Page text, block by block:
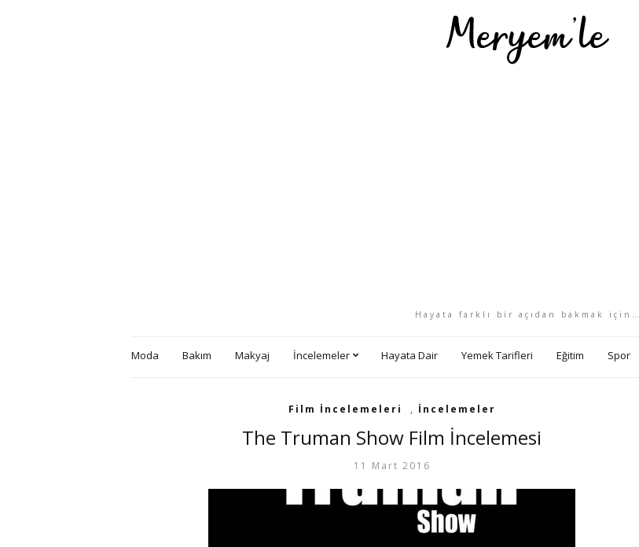
Hayata farklı bir açıdan bakmak için…
Moda Bakım Makyaj İncelemeler Hayata Dair Yemek Tarifleri Eğitim Spor
Film İncelemeleri , İncelemeler
The Truman Show Film İncelemesi
11 Mart 2016